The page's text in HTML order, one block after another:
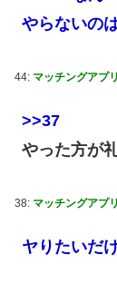
やらないの
44: マッチングアプ
>>37
やった方が
38: マッチングアプ
ヤりたいだ